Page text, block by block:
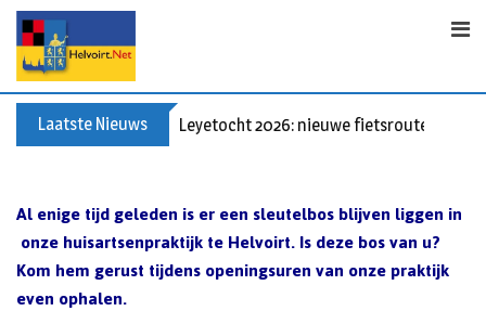
p
Laatste Nieuws Leyetocht 2026: nieuwe fietsroutes
Al enige tijd geleden is er een sleutelbos blijven liggen in
onze huisartsenpraktijk te Helvoirt. Is deze bos van u?
Kom hem gerust tijdens openingsuren van onze praktijk
even ophalen.